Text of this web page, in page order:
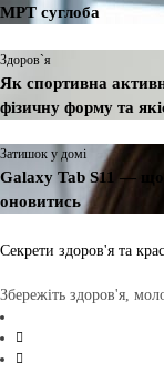
МРТ суглоба
Здоров`я
Як спортивна
фізичну форму та
Затишок у домі
Galaxy Tab S11 — що
оновитись
Секрети здоров'я та
Збережіть здоров'я,